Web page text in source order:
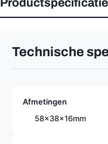
Technische
Afmetingen
58x38x16mm